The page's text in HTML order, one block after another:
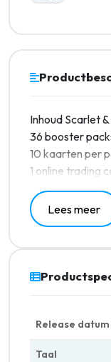
Inhoud Scarlet
36 booster
10 kaarten per
1 online trading
Lees meer
Release datum
Taal